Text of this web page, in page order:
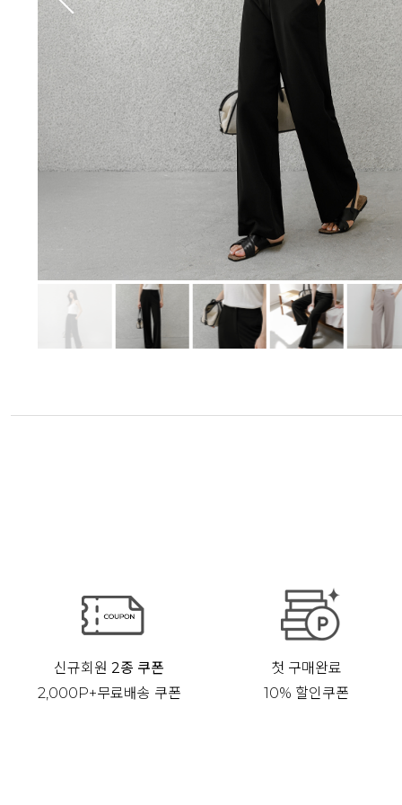
신규회원2종 쿠폰
2,000P+무료배송 쿠폰
첫 구매완료
10% 할인쿠폰